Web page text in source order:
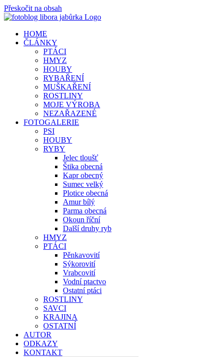
Přeskočit na obsah
HOME
ČLÁNKY
PTÁCI
HMYZ
HOUBY
RYBAŘENÍ
MUŠKAŘENÍ
ROSTLINY
MOJE VÝROBA
NEZAŘAZENÉ
FOTOGALERIE
PSI
HOUBY
RYBY
Jelec tloušť
Štika obecná
Kapr obecný
Sumec velký
Plotice obecná
Amur bílý
Parma obecná
Okoun říční
Další druhy ryb
HMYZ
PTÁCI
Pěnkavovití
Sýkorovití
Vrabcovití
Vodní ptactvo
Ostatní ptáci
ROSTLINY
SAVCI
KRAJINA
OSTATNÍ
AUTOR
ODKAZY
KONTAKT